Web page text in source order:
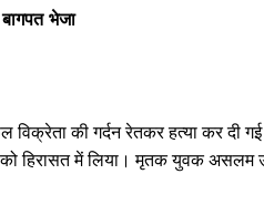
भेजा
विक्रेता की गर्दन रेतकर हत्या कर दी
हिरासत में लिया। मृतक युवक असलम